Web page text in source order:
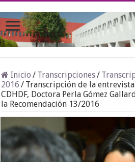
Inicio / Transcripciones/
2016 / Transcripción de la
CDHDF, Doctora Perla Gómez
la Recomendación 13/2016